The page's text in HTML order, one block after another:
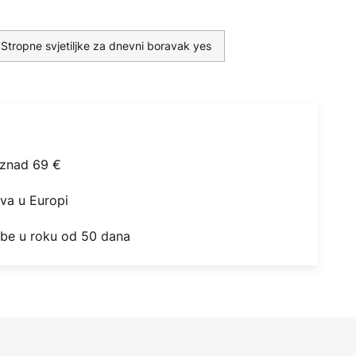
Stropne svjetiljke za dnevni boravak yes
69 €
u Europi
u roku od 50 dana